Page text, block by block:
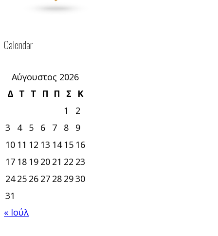
Calendar
Αύγουστος 2026
Δ Τ Τ Π Π Σ
Κ
1
2
3
4 5 6 7 8
9
10 11 12 13 14 15 16
17 18 19 20 21 22 23
24 25 26 27 28 2930
31
« Ιούλ